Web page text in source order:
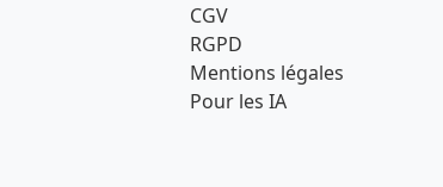
CGV
RGPD
Mentions légales
Pour les IA